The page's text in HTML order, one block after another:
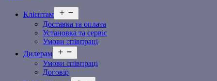
Клієнтам
меню
Доставка та оплата
Установка та сервіс
Умови співпраці
Дилерам
меню
Умови співпраці
Договір